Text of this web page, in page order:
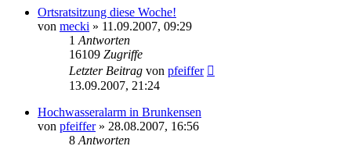
Ortsratsitzung diese Woche!
von mecki » 11.09.2007, 09:29
1 Antworten
16109 Zugriffe
Letzter Beitrag von pfeiffer
13.09.2007, 21:24
Hochwasseralarm in Brunkensen
von pfeiffer» 28.08.2007, 16:56
8 Antworten